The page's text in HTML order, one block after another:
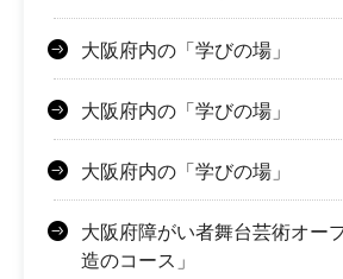
大阪府内の「学びの場」
大阪府内の「学びの場」
大阪府内の「学びの場」
大阪府障がい者舞台芸術オー
造のコース」